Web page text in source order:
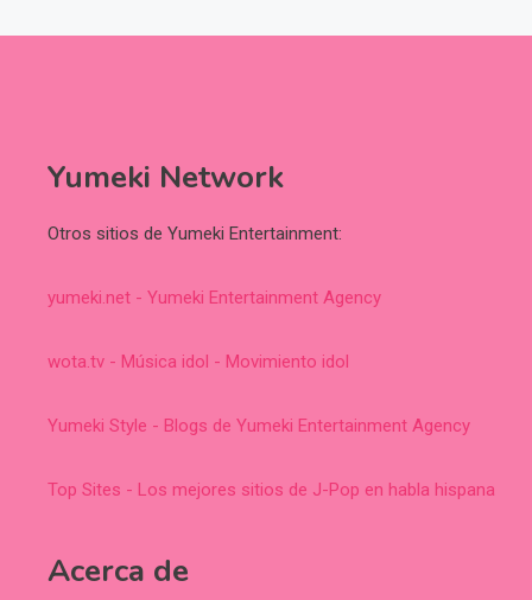
Yumeki Network
Otros sitios de Yumeki Entertainment:
yumeki.net - Yumeki Entertainment Agency
wota.tv - Música idol - Movimiento idol
Yumeki Style - Blogs de Yumeki Entertainment Agency
Top Sites - Los mejores sitios de J-Pop en habla hispana
Acerca de